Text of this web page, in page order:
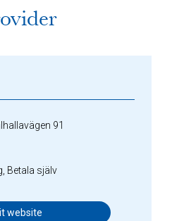
91
Betala själv
website